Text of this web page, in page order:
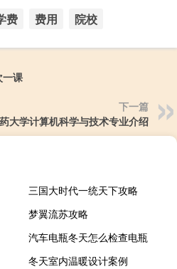
费 费用 院校
课
下一篇
大学计算机科学与技术专业介绍
三国大时代一统天下攻略
梦翼流苏攻略
汽车电瓶冬天怎么检查电瓶
冬天室内温暖设计案例